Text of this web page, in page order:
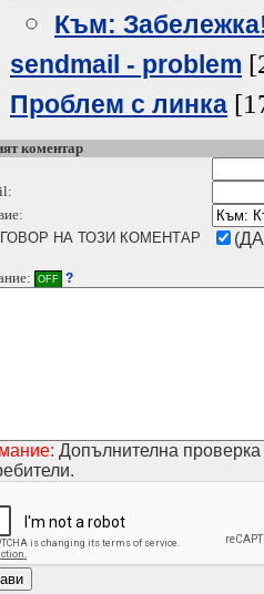
Към:
sendmail - problem
Проблем с линка
коментар
НА ТОЗИ КОМЕНТАР
OFF ?
Допълнителна